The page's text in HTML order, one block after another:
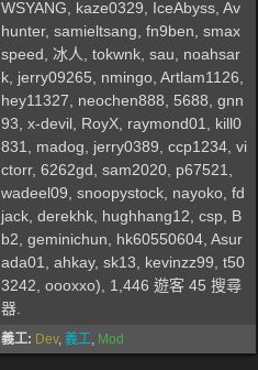
WSYANG
kaze0329 IceAbyss Av
hunter, samieltsang fn9ben smax
speed
冰人 tokwnk sau
noahsar
k jerry09265 nmingo Artlam1126
hey11327
neochen888 5688 gnn
93 x-devil RoyX raymond01
kill0
831
madog jerry0389 ccp1234 vi
ctorr, 6262gd sam2020 p67521
wadeel09 snoopystock nayoko fd
jack derekhk hughhang12 csp B
b2 geminichun hk60550604 Asur
ada01
ahkay, sk13 kevinzz99 t50
3242 oooxxo), 1,446 遊客 45 搜尋
器.
義工: Dev, 義工, Mod